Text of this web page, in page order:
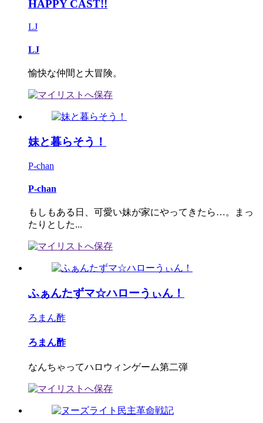
HAPPY CAST!!
LJ
LJ
愉快な仲間と大冒険。
妹と暮らそう！
P-chan
P-chan
もしもある日、可愛い妹が家にやってきたら…。まっ
たりとした...
ふぁんたずマ☆ハローうぃん！
ろまん酢
ろまん酢
なんちゃってハロウィンゲーム第二弾